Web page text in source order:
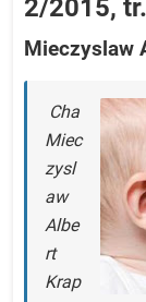
2/2015,
Mieczyslaw
Cha
Miec
zysl
aw
Albe
rt
Krap